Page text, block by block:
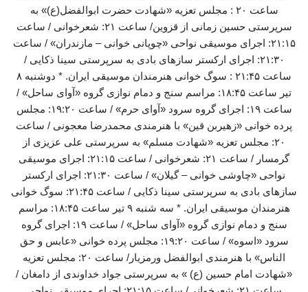
ساعت ۲۰ : مجلس تعزیه «شهادت حضرت ابوالفضل(ع)» به
سرپرستی حسین زمانی از قزوین/ ساعت ۲۱: شعرخوانی / ساعت
۲۱:۱۵: اجرای موسیقی نواحی «چوپانی خوانی – مازندران» / ساعت
۲۱:۳۰: اجرای ارکستر سازهای بادی به سرپرستی سینا ذکایی /
ساعت ۲۱:۴۵ : سوگ خوانی هنرمندان موسیقی ایران. * دوشنبه ۸
تیر ساعت ۱۸:۴۵: مراسم سنج و دمام نوازی گروه «آوای ساحل» /
ساعت ۱۹: اجرای گروه سرود «آوای حرم» / ساعت ۱۹:۲۰: مجلس
پرده خوانی «زهیربن قین» با هنرمندی محمدرضا معجونی / ساعت
۲۰: مجلس تعزیه «شهادت مسلم» به سرپرستی علی عزیزی از
گرمسار / ساعت ۲۱: شعرخوانی / ساعت ۲۱:۱۵: اجرای موسیقی
نواحی «چاوشی خوانی – گیلان» / ساعت ۲۱:۳۰: اجرای ارکستر
سازهای بادی به سرپرستی سینا ذکایی / ساعت ۲۱:۴۵: سوگ خوانی
هنرمندان موسیقی ایران. * سه شنبه ۹ تیر ساعت ۱۸:۴۵: مراسم
سنج و دمام نوازی گروه «آوای ساحل» / ساعت ۱۹: اجرای گروه
سرود «اسوه» / ساعت ۱۹:۲۰: مجلس پرده خوانی «عابس و حق
الناس» با هنرمندی ابوالفضل ورمزیار/ ساعت ۲۰: مجلس تعزیه
«شهادت امام حسین (ع) » به سرپرستی جواد خداوندی از دامغان /